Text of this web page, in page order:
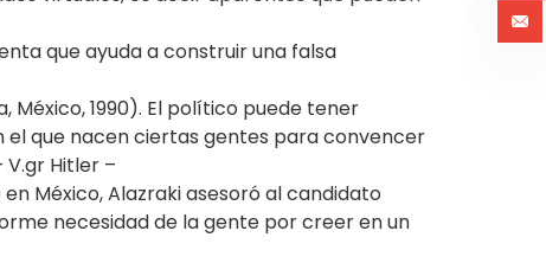
que ayuda a construir una falsa
México, 1990). El político puede tener
que nacen ciertas gentes para convencer
Hitler –
México, Alazraki asesoró al candidato
necesidad de la gente por creer en un